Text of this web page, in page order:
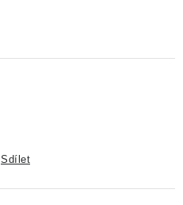
Sdílet